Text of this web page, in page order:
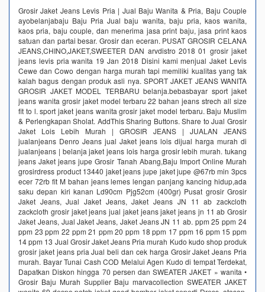
Grosir Jaket Jeans Levis Pria | Jual Baju Wanita & Pria, Baju Couple
ayobelanjabaju Baju Pria Jual baju wanita, baju pria, kaos wanita,
kaos pria, baju couple, dan menerima jasa print baju, jasa print kaos
satuan dan partai besar. Grosir dan eceran. PUSAT GROSIR CELANA
JEANS,CHINO,JAKET,SWEETER DAN arvdistro 2018 01 grosir jaket
jeans levis pria wanita 19 Jan 2018 Disini kami menjual Jaket Levis
Cewe dan Cowo dengan harga murah tapi memiliki kualitas yang tak
kalah bagus dengan produk asli nya. SPORT JAKET JEANS WANITA
GROSIR JAKET MODEL TERBARU belanja.bebasbayar sport jaket
jeans wanita grosir jaket model terbaru 22 bahan jeans strech all size
fit to l. sport jaket jeans wanita grosir jaket model terbaru. Baju Muslim
& Perlengkapan Sholat. AddThis Sharing Buttons. Share to Jual Grosir
Jaket Lois Lebih Murah | GROSIR JEANS | JUALAN JEANS
jualanjeans Denro Jeans jual Jaket jeans lois dijual harga murah di
jualanjeans | belanja jaket jeans lois harga grosir lebih murah. tukang
jeans Jaket jeans jupe Grosir Tanah Abang,Baju Import Online Murah
grosirdress product 13440 jaket jeans jupe jaket jupe @67rb min 3pcs
ecer 72rb fit M bahan jeans lemes lengan panjang kancing hidup,ada
saku depan kiri kanan Ld90cm Pjg52cm (400gr) Pusat grosir Grosir
Jaket Jeans, Jual Jaket Jeans, Jaket Jeans JN 11 ab zackcloth
zackcloth grosir jaket jeans jual jaket jeans jaket jeans jn 11 ab Grosir
Jaket Jeans, Jual Jaket Jeans, Jaket Jeans JN 11 ab. ppm 25 ppm 24
ppm 23 ppm 22 ppm 21 ppm 20 ppm 18 ppm 17 ppm 16 ppm 15 ppm
14 ppm 13 Jual Grosir Jaket Jeans Pria murah Kudo kudo shop produk
grosir jaket jeans pria Jual beli dan cek harga Grosir Jaket Jeans Pria
murah. Bayar Tunai Cash COD Melalui Agen Kudo di tempat Terdekat,
Dapatkan Diskon hingga 70 persen dan SWEATER JAKET » wanita •
Grosir Baju Murah Supplier Baju marvacollection SWEATER JAKET